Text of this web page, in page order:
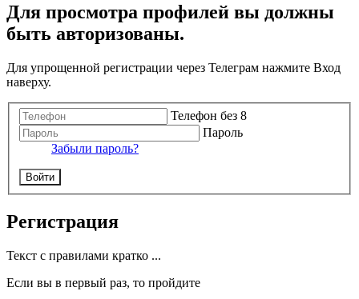
Для просмотра профилей вы должны
быть авторизованы.
Для упрощенной регистрации через Телеграм нажмите Вход
наверху.
Телефон без 8
Пароль
Забыли пароль?
Войти
Регистрация
Текст с правилами кратко ...
Если вы в первый раз, то пройдите